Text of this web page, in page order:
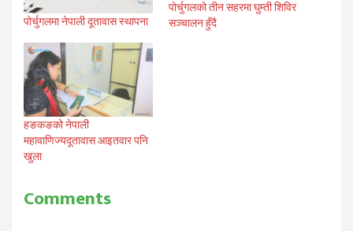
पोर्चुगलमा नेपाली दूतावास स्थापना
पोर्चुगलको तीन सहरमा घुम्ती शिविर
सञ्चालन हुँदै
हङकङको नेपाली
महावाणिज्यदूतावास आइतवार पनि
खुला
Comments